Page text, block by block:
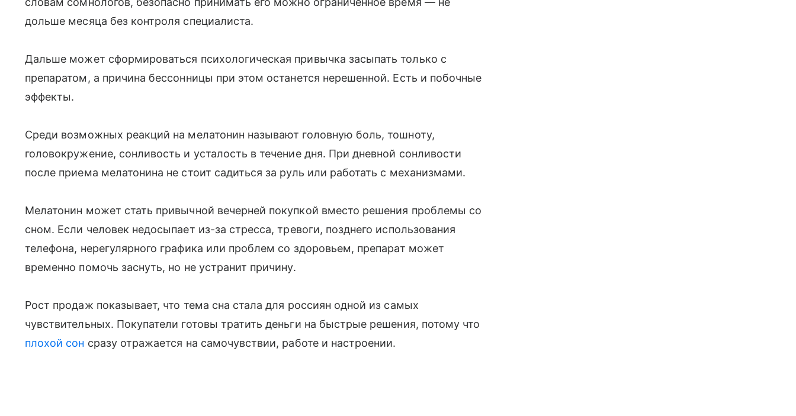
дольше месяца без контроля специалиста.
Дальше может сформироваться психологическая привычка засыпать только с
препаратом, а причина бессонницы при этом останется нерешенной. Есть и побочные
эффекты.
Среди возможных реакций на мелатонин называют головную боль, тошноту,
головокружение, сонливость и усталость в течение дня. При дневной сонливости
после приема мелатонина не стоит садиться за руль или работать с механизмами.
Мелатонин может стать привычной вечерней покупкой вместо решения проблемы со
сном. Если человек недосыпает из-за стресса, тревоги, позднего использования
телефона, нерегулярного графика или проблем со здоровьем, препарат может
временно помочь заснуть, но не устранит причину.
Рост продаж показывает, что тема сна стала для россиян одной из самых
чувствительных. Покупатели готовы тратить деньги на быстрые решения, потому что
плохой сон сразу отражается на самочувствии, работе и настроении.